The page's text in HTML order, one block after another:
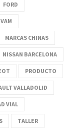
FORD
MARCAS CHINAS
NISSAN BARCELONA
PRODUCTO
VALLADOLID
VIAL
TALLER